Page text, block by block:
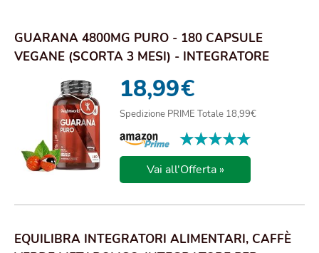
GUARANA 4800MG PURO - 180 CAPSULE
VEGANE (SCORTA 3 MESI) - INTEGRATORE
18,99€
Spedizione PRIME Totale 18,99€
★★★★★
★★★★★
Vai all'Offerta »
EQUILIBRA INTEGRATORI ALIMENTARI, CAFFÈ